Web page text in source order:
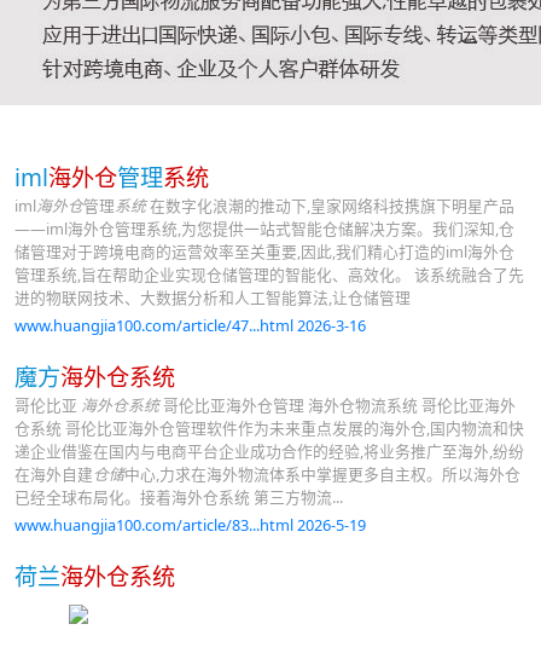
iml海外仓管理系统
iml海外仓管理系统在数字化浪潮的推动下,皇家网络科技携旗下明星产品
——iml海外仓管理系统,为您提供一站式智能仓储解决方案。我们深知,仓
储管理对于跨境电商的运营效率至关重要,因此,我们精心打造的iml海外仓
管理系统,旨在帮助企业实现仓储管理的智能化、高效化。 该系统融合了先
进的物联网技术、大数据分析和人工智能算法,让仓储管理
www.huangjia100.com/article/47...html 2026-3-16
魔方海外仓系统
哥伦比亚 海外仓系统哥伦比亚海外仓管理 海外仓物流系统 哥伦比亚海外
仓系统 哥伦比亚海外仓管理软件作为未来重点发展的海外仓,国内物流和快
递企业借鉴在国内与电商平台企业成功合作的经验,将业务推广至海外,纷纷
在海外自建仓储中心,力求在海外物流体系中掌握更多自主权。所以海外仓
已经全球布局化。接着海外仓系统 第三方物流...
www.huangjia100.com/article/83...html 2026-5-19
荷兰海外仓系统